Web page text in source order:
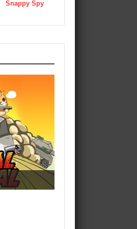
Snappy Spy